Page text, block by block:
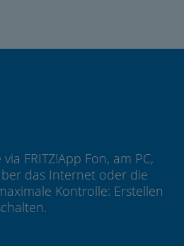
FRITZ!App Fon, am PC,
das Internet oder die
Kontrolle: Erstellen